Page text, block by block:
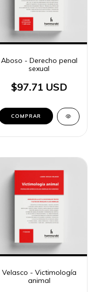
Aboso - Derecho penal
sexual
$97.71 USD
COMPRAR
Velasco - Victimología
animal